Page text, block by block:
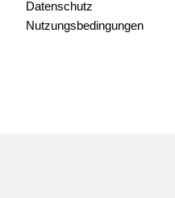
Datenschutz
Nutzungsbedingungen